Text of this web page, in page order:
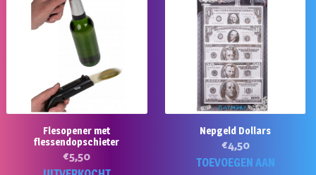
Flesopener met
flessendopschieter
€5,50
Nepgeld Dollars
€4,50
TOEVOEGEN AAN